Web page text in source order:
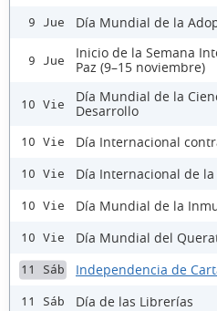
9 Jue Día Mundial de la
9 Jue
Inicio de la Semana
Paz (9–15 noviembre)
10 Vie
Día Mundial de la
Desarrollo
10 Vie Día Internacional
10 Vie Día Internacional de
10 Vie Día Mundial de la
10 Vie Día Mundial del
11 Sáb Independencia de
11 Sáb Día de las Librerías